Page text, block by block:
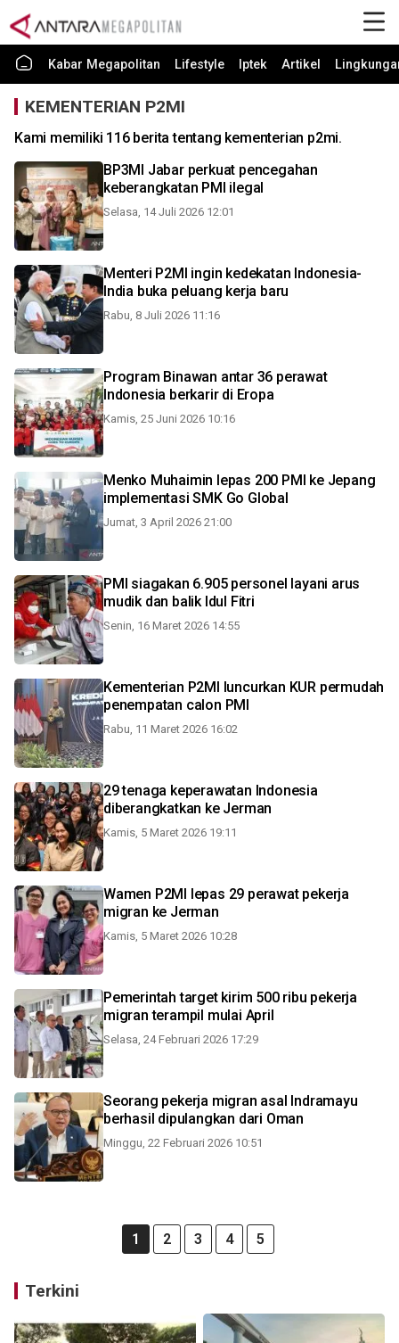
Kabar Megapolitan Lifestyle Iptek Artikel
KEMENTERIAN P2MI
Kami memiliki 116 berita tentang kementerian p2mi.
BP3MI Jabar perkuat pencegahan
keberangkatan PMI ilegal
Selasa, 14 Juli 2026 12:01
Menteri P2MI ingin kedekatan Indonesia-
India buka peluang kerja baru
Rabu, 8 Juli 2026 11:16
Program Binawan antar 36 perawat
Indonesia berkarir di Eropa
Kamis, 25 Juni 2026 10:16
Menko Muhaimin lepas 200 PMI ke Jepang
implementasi SMK Go Global
Jumat, 3 April 2026 21:00
PMI siagakan 6.905 personel layani arus
mudik dan balik Idul Fitri
Senin, 16 Maret 2026 14:55
Kementerian P2MI luncurkan KUR permudah
penempatan calon PMI
Rabu, 11 Maret 2026 16:02
29 tenaga keperawatan Indonesia
diberangkatkan ke Jerman
Kamis, 5 Maret 2026 19:11
Wamen P2MI lepas 29 perawat pekerja
migran ke Jerman
Kamis, 5 Maret 2026 10:28
Pemerintah target kirim 500 ribu pekerja
migran terampil mulai April
Selasa, 24 Februari 2026 17:29
Seorang pekerja migran asal Indramayu
berhasil dipulangkan dari Oman
Minggu, 22 Februari 2026 10:51
1 2 3 4 5
Terkini